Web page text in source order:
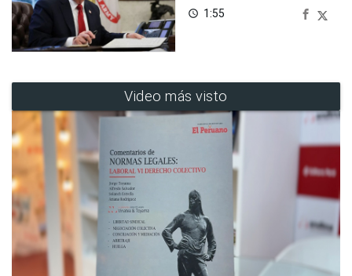
access_time 1:55
Video más visto